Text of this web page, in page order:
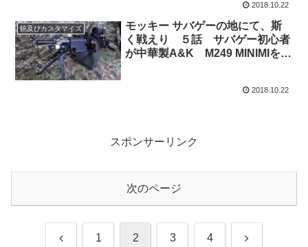
2018.10.22
銃及びカスタマイズ
モッキー サバゲーの地にて、斯
く戦えり ５話 サバゲー初心者
が中華製A&K M249 MINIMIを購
2018.10.22
スポンサーリンク
次のページ
前 1 2 3 4 次